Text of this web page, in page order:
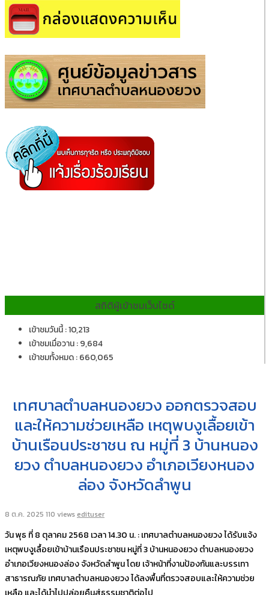
สถิติผู้เข้าชมเว็บไซต์
เข้าชมวันนี้ : 10,213
เข้าชมเมื่อวาน : 9,684
เข้าชมทั้งหมด : 660,065
เทศบาลตำบลหนองยวง ออกตรวจสอบ
และให้ความช่วยเหลือ เหตุพบงูเลื้อยเข้า
บ้านเรือนประชาชน ณ หมู่ที่ 3 บ้านหนอง
ยวง ตำบลหนองยวง อำเภอเวียงหนอง
ล่อง จังหวัดลำพูน
8 ต.ค. 2025 110 views edituser
วัน พุธ ที่ 8 ตุลาคม 2568 เวลา 14.30 น. : เทศบาลตำบลหนองยวง ได้รับแจ้ง
เหตุพบงูเลื้อยเข้าบ้านเรือนประชาชน หมู่ที่ 3 บ้านหนองยวง ตำบลหนองยวง
อำเภอเวียงหนองล่อง จังหวัดลำพูน โดย เจ้าหน้าที่งานป้องกันและบรรเทา
สาธารณภัย เทศบาลตำบลหนองยวง ได้ลงพื้นที่ตรวจสอบและให้ความช่วย